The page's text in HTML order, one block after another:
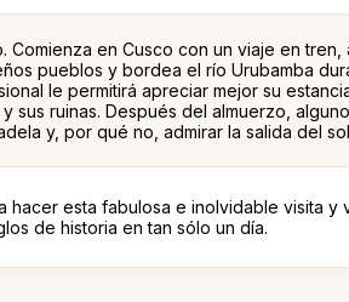
en Cusco con un viaje en
pueblos y bordea el río Urubamba
le permitirá apreciar mejor su
sus ruinas. Después del almuerzo,
y, por qué no, admirar la salida del
hacer esta fabulosa e inolvidable visita y
de historia en tan sólo un día.